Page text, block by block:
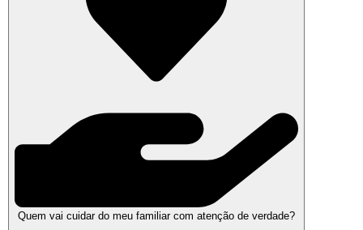
Quem vai cuidar do meu familiar com atenção de verdade?